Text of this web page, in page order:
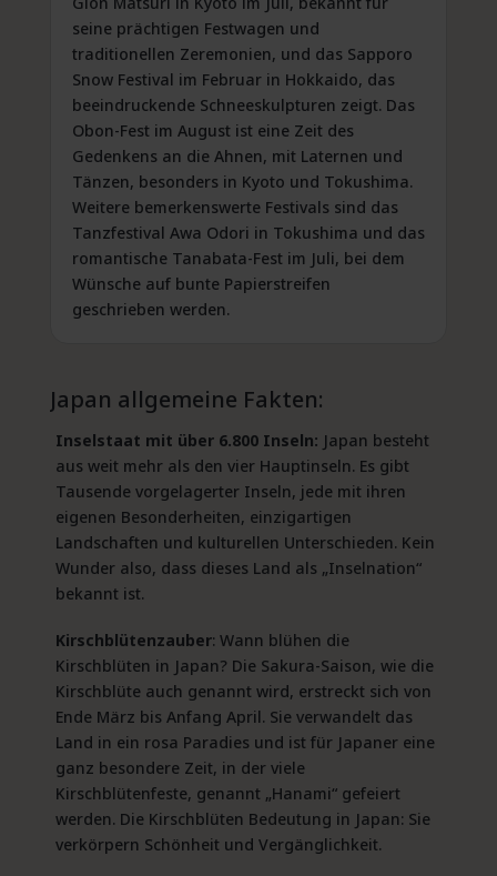
seine prächtigen Festwagen und
traditionellen Zeremonien, und das Sapporo
Snow Festival im Februar in Hokkaido, das
beeindruckende Schneeskulpturen zeigt. Das
Obon-Fest im August ist eine Zeit des
Gedenkens an die Ahnen, mit Laternen und
Tänzen, besonders in Kyoto und Tokushima.
Weitere bemerkenswerte Festivals sind das
Tanzfestival Awa Odori in Tokushima und das
romantische Tanabata-Fest im Juli, bei dem
Wünsche auf bunte Papierstreifen
geschrieben werden.
Japan allgemeine Fakten:
Inselstaat mit über 6.800 Inseln: Japan besteht
aus weit mehr als den vier Hauptinseln. Es gibt
Tausende vorgelagerter Inseln, jede mit ihren
eigenen Besonderheiten, einzigartigen
Landschaften und kulturellen Unterschieden. Kein
Wunder also, dass dieses Land als „Inselnation“
bekannt ist.
Kirschblütenzauber: Wann blühen die
Kirschblüten in Japan? Die Sakura-Saison, wie die
Kirschblüte auch genannt wird, erstreckt sich von
Ende März bis Anfang April. Sie verwandelt das
Land in ein rosa Paradies und ist für Japaner eine
ganz besondere Zeit, in der viele
Kirschblütenfeste, genannt „Hanami“ gefeiert
werden. Die Kirschblüten Bedeutung in Japan: Sie
verkörpern Schönheit und Vergänglichkeit.